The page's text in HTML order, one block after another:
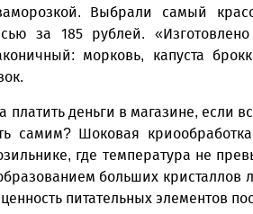
Выбрали самый
за 185 рублей.
морковь, капуста
платить деньги в магазине, если
самим? Шоковая
где температура не
больших кристаллов
питательных элементов